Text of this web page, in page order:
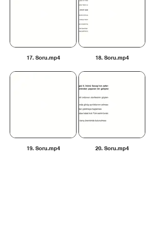
17. Soru.mp4 18. Soru.mp4
19. Soru.mp4 20. Soru.mp4